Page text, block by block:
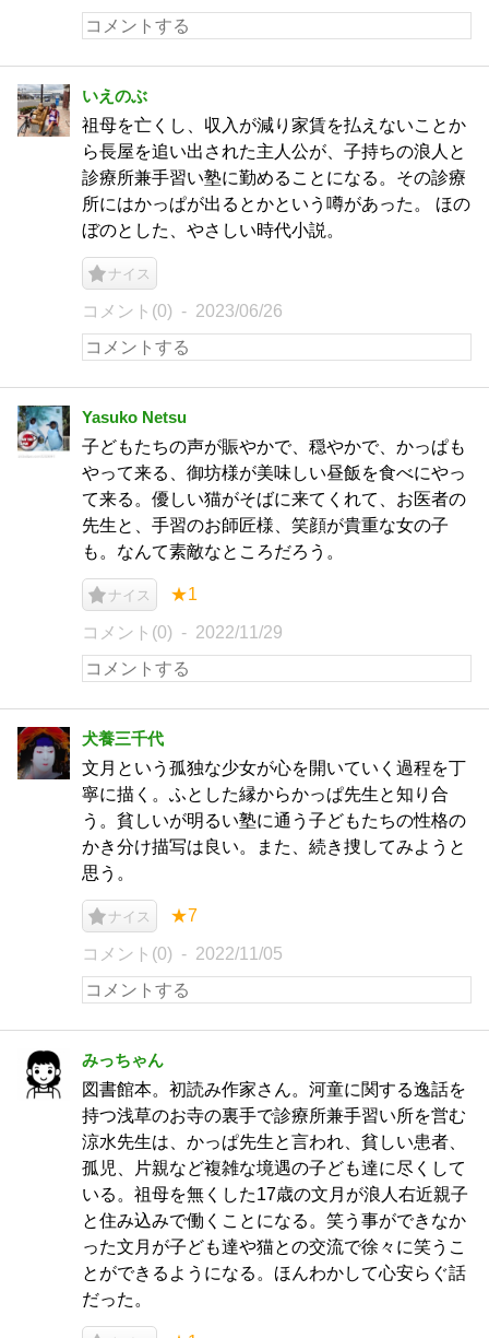
いえのぶ
祖母を亡くし、収入が減り家賃を払えないことか
ら長屋を追い出された主人公が、子持ちの浪人と
診療所兼手習い塾に勤めることになる。その診療
所にはかっぱが出るとかという噂があった。 ほの
ぼのとした、やさしい時代小説。
ナイス
コメント(0) 2023/06/26
Yasuko Netsu
子どもたちの声が賑やかで、穏やかで、かっぱも
やって来る、御坊様が美味しい昼飯を食べにやっ
て来る。優しい猫がそばに来てくれて、お医者の
先生と、手習のお師匠様、笑顔が貴重な女の子
も。なんて素敵なところだろう。
ナイス ★1
コメント(0) 2022/11/29
犬養三千代
文月という孤独な少女が心を開いていく過程を丁
寧に描く。ふとした縁からかっぱ先生と知り合
う。貧しいが明るい塾に通う子どもたちの性格の
かき分け描写は良い。また、続き捜してみようと
思う。
ナイス ★7
コメント(0) 2022/11/05
みっちゃん
図書館本。初読み作家さん。河童に関する逸話を
持つ浅草のお寺の裏手で診療所兼手習い所を営む
涼水先生は、かっぱ先生と言われ、貧しい患者、
孤児、片親など複雑な境遇の子ども達に尽くして
いる。祖母を無くした17歳の文月が浪人右近親子
と住み込みで働くことになる。笑う事ができなか
った文月が子ども達や猫との交流で徐々に笑うこ
とができるようになる。ほんわかして心安らぐ話
だった。